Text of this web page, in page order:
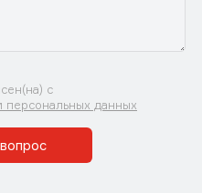
с
персональных данных